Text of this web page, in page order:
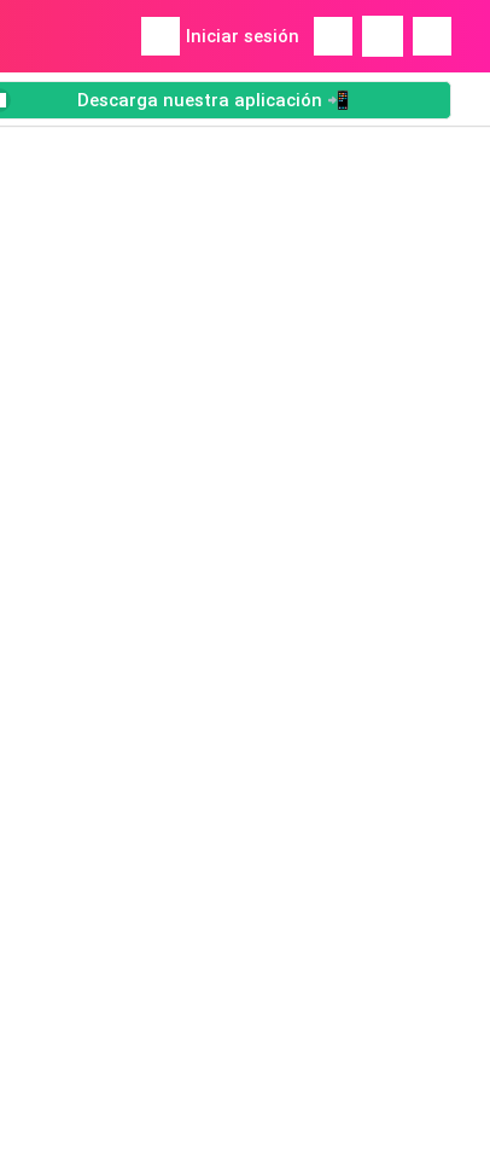
Iniciar sesión
Descarga nuestra aplicación 📲